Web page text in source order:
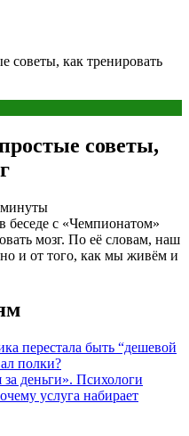
советы, как тренировать
советы,
с «Чемпионатом»
мозг. По её словам, наш
но и от того, как мы живём и
перестала быть “дешевой
полки?
деньги». Психологи
услуга набирает